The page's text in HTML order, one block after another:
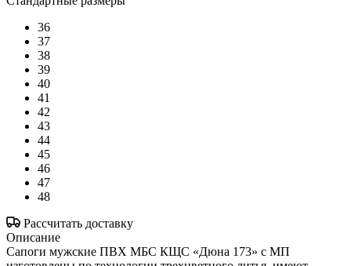
36
37
38
39
40
41
42
43
44
45
46
47
48
Рассчитать доставку
Описание
Сапоги мужские ПВХ МБС КЩС «Дюна 173» с МП